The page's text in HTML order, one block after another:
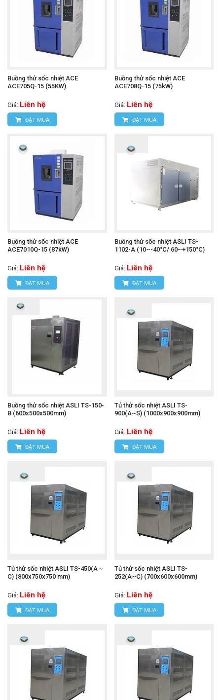
Buồng thử sốc nhiệt ACE
ACE705Q-15 (55KW)
Giá: Liên hệ
ĐẶT MUA
Buồng thử sốc nhiệt ACE
ACE708Q-15 (75kW)
Giá: Liên hệ
ĐẶT MUA
Buồng thử sốc nhiệt ACE
ACE7010Q-15 (87kW)
Giá: Liên hệ
ĐẶT MUA
Buồng thử sốc nhiệt ASLI TS-
1102-A (10~-40°C/ 60~+150°C)
Giá: Liên hệ
ĐẶT MUA
Buồng thử sốc nhiệt ASLI TS-150-
B (600x500x500mm)
Giá: Liên hệ
ĐẶT MUA
Tủ thử sốc nhiệt ASLI TS-
900(A~S) (1000x900x900mm)
Giá: Liên hệ
ĐẶT MUA
Tủ thử sốc nhiệt ASLI TS-450(A～
C) (800x750x750 mm)
Giá: Liên hệ
ĐẶT MUA
Tủ thử sốc nhiệt ASLI TS-
252(A~C) (700x600x600mm)
Giá: Liên hệ
ĐẶT MUA